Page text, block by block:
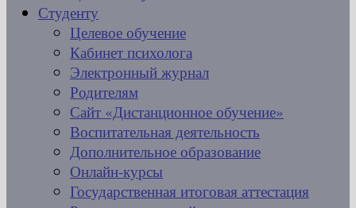
Студенту
Целевое обучение
Кабинет психолога
Электронный журнал
Родителям
Сайт «Дистанционное обучение»
Воспитательная деятельность
Дополнительное образование
Онлайн-курсы
Государственная итоговая аттестация